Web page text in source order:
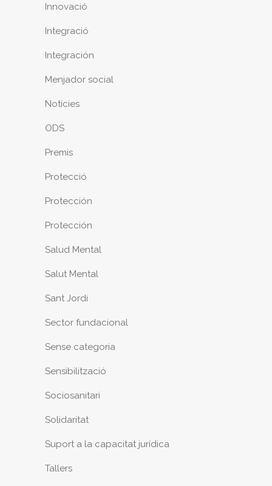
Innovació
Integració
Integración
Menjador social
Notícies
ODS
Premis
Protecció
Protección
Protección
Salud Mental
Salut Mental
Sant Jordi
Sector fundacional
Sense categoria
Sensibilització
Sociosanitari
Solidaritat
Suport a la capacitat jurídica
Tallers